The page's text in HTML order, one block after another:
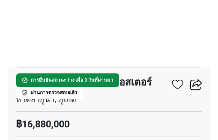
การยืนยันสถานะว่าง เมื่อ 3 วันที่ผ่านมา
ผ่านการตรวจสอบแล้ว
ลากูน่า เลค เรสซิเดนซ์ แอสเตอร์
หาดลากูน่า, ภูเก็ต
฿16,880,000